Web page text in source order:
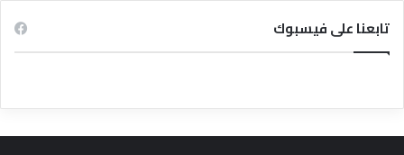
تابعنا على فيسبوك